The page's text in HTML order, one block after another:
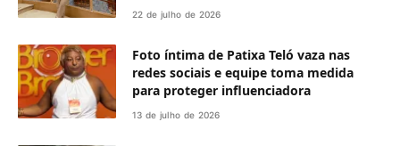
22 de julho de 2026
Foto íntima de Patixa Teló vaza nas
redes sociais e equipe toma medida
para proteger influenciadora
13 de julho de 2026